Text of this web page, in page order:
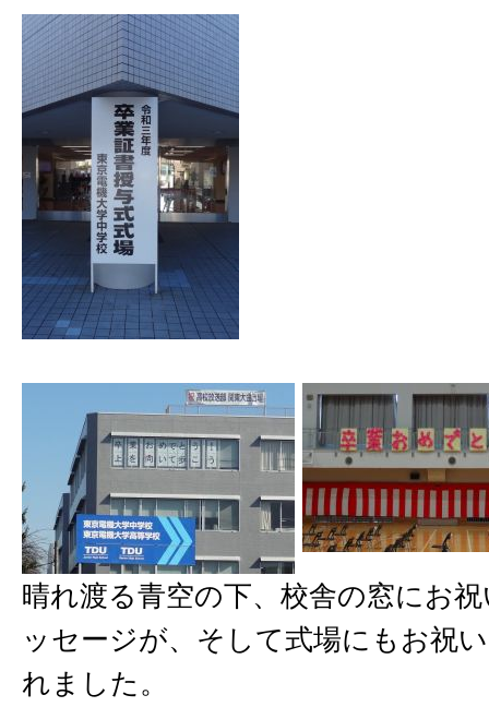
晴れ渡る青空の下、校舎の窓にお
ッセージが、そして式場にもお祝
れました。